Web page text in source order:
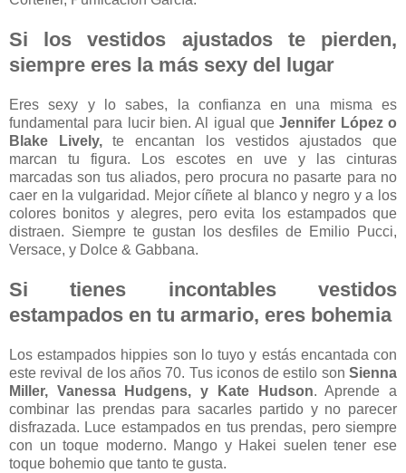
Si los vestidos ajustados te pierden,
siempre eres la más sexy del lugar
Eres sexy y lo sabes, la confianza en una misma es
fundamental para lucir bien. Al igual queJennifer López o
Blake Lively,te encantan los vestidos ajustados que
marcan tu figura. Los escotes en uve y las cinturas
marcadas son tus aliados, pero procura no pasarte para no
caer en la vulgaridad. Mejor cíñete al blanco y negro y a los
colores bonitos y alegres, pero evita los estampados que
distraen. Siempre te gustan los desfiles de Emilio Pucci,
Versace, y Dolce & Gabbana.
Si tienes incontables vestidos
estampados en tu armario, eres bohemia
Los estampados hippies son lo tuyo y estás encantada con
este revival de los años 70. Tus iconos de estilo son Sienna
Miller, Vanessa Hudgens, y Kate Hudson. Aprende a
combinar las prendas para sacarles partido y no parecer
disfrazada. Luce estampados en tus prendas, pero siempre
con un toque moderno. Mango y Hakei suelen tener ese
toque bohemio que tanto te gusta.